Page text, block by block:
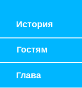
История
Гостям
Глава